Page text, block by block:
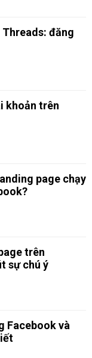
đăng
khoản trên
page chạy
trên
sự chú ý
Facebook và